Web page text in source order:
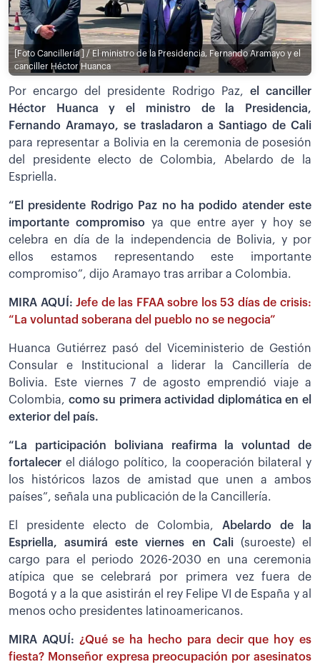
[Foto Cancillería ] / El ministro de la Presidencia, Fernando Aramayo y el
canciller Héctor Huanca
Por encargo del presidente Rodrigo Paz, el canciller
Héctor Huanca y el ministro de la Presidencia,
Fernando Aramayo, se trasladaron a Santiago de Cali
para representar a Bolivia en la ceremonia de posesión
del presidente electo de Colombia, Abelardo de la
Espriella.
“El presidente Rodrigo Paz no ha podido atender este
importante compromisoya que entre ayer y hoy se
celebra en día de la independencia de Bolivia, y por
ellos estamos representando este importante
compromiso”, dijo Aramayo tras arribar a Colombia.
MIRA AQUÍ: Jefe de las FFAA sobre los 53 días de crisis:
“La voluntad soberana del pueblo no se negocia”
Huanca Gutiérrez pasó del Viceministerio de Gestión
Consular e Institucional a liderar la Cancillería de
Bolivia.
Este viernes 7 de agosto emprendió viaje a
Colombia, como su primera actividad diplomática en el
exterior del país.
“La participación boliviana reafirma la voluntad de
fortalecer el diálogo político, la cooperación bilateral y
los históricos lazos de amistad que unen a ambos
países”, señala una publicación de la Cancillería.
El presidente electo de Colombia, Abelardo de la
Espriella, asumirá este viernes en Cali (suroeste) el
cargo para el periodo 2026-2030 en una ceremonia
atípica que se celebrará por primera vez fuera de
Bogotá y a la que asistirán el rey Felipe VI de España y al
menos ocho presidentes latinoamericanos.
MIRA AQUÍ: ¿Qué se ha hecho para decir que hoy es
fiesta? Monseñor expresa preocupación por asesinatos